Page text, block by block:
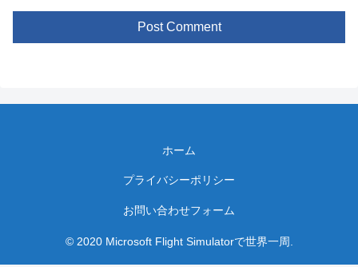
Post Comment
ホーム
プライバシーポリシー
お問い合わせフォーム
© 2020 Microsoft Flight Simulatorで世界一周.